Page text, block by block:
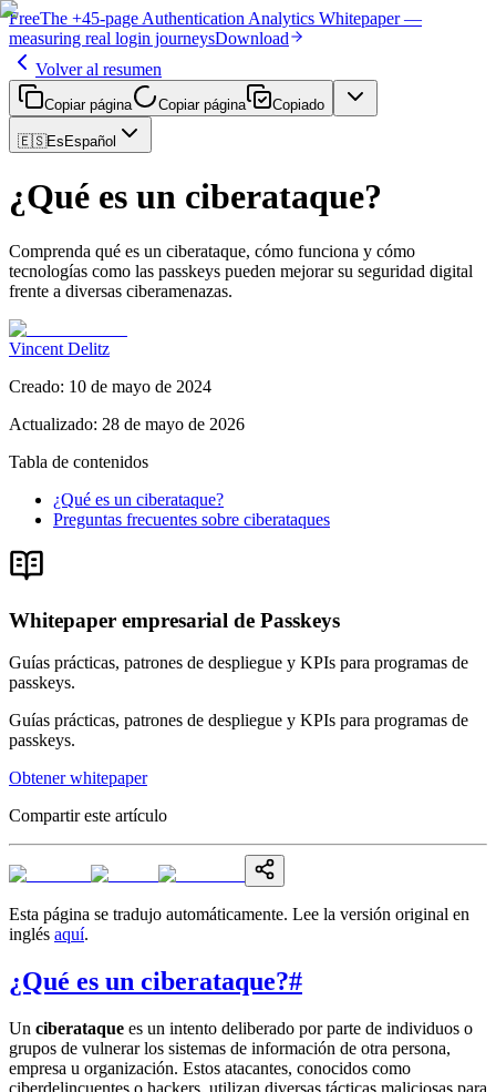
FreeThe +45-page Authentication Analytics Whitepaper —
measuring real login journeysDownload
Volver al resumen
Copiar página Copiar página Copiado
🇪🇸Es Español
¿Qué es un ciberataque?
Comprenda qué es un ciberataque, cómo funciona y cómo
tecnologías como las passkeys pueden mejorar su seguridad digital
frente a diversas ciberamenazas.
Vincent Delitz
Creado: 10 de mayo de 2024
Actualizado: 28 de mayo de 2026
Tabla de contenidos
¿Qué es un ciberataque?
Preguntas frecuentes sobre ciberataques
Whitepaper empresarial de Passkeys
Guías prácticas, patrones de despliegue y KPIs para programas de
passkeys.
Guías prácticas, patrones de despliegue y KPIs para programas de
passkeys.
Obtener whitepaper
Compartir este artículo
Esta página se tradujo automáticamente. Lee la versión original en
inglés aquí.
¿Qué es un ciberataque?#
Un ciberataque es un intento deliberado por parte de individuos o
grupos de vulnerar los sistemas de información de otra persona,
empresa u organización. Estos atacantes, conocidos como